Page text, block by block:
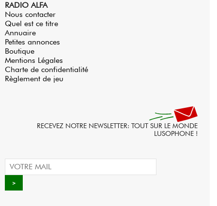
RADIO ALFA
Nous contacter
Quel est ce titre
Annuaire
Petites annonces
Boutique
Mentions Légales
Charte de confidentialité
Règlement de jeu
RECEVEZ NOTRE NEWSLETTER: TOUT SUR LE MONDE
LUSOPHONE !